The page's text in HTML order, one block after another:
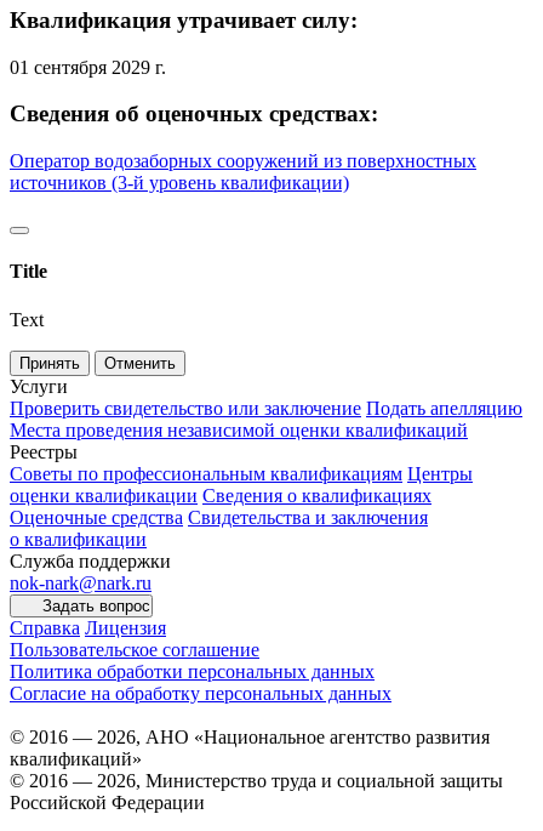
Квалификация утрачивает силу:
01 сентября 2029 г.
Сведения об оценочных средствах:
Оператор водозаборных сооружений из поверхностных
источников (3-й уровень квалификации)
Title
Text
Принять Отменить
Услуги
Проверить свидетельство или заключение Подать апелляцию
Места проведения независимой оценки квалификаций
Реестры
Советы по профессиональным квалификациям Центры
оценки квалификации Сведения о квалификациях
Оценочные средства Свидетельства и заключения
о квалификации
Служба поддержки
nok-nark@nark.ru
Задать вопрос
Справка Лицензия
Пользовательское соглашение
Политика обработки персональных данных
Согласие на обработку персональных данных
© 2016 — 2026, АНО «Национальное агентство развития
квалификаций»
© 2016 — 2026, Министерство труда и социальной защиты
Российской Федерации